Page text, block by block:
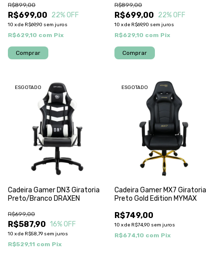
R$699,00
R$899,00
22% OFF
10 xde R$69,90 sem juros
R$629,10 com Pix
R$699,00
R$899,00
22% OFF
10 xde R$69,90 sem juros
R$629,10 com Pix
ESGOTADO
Cadeira Gamer DN3 Giratoria
Preto/Branco DRAXEN
R$587,90
R$699,00
16% OFF
10 xde R$58,79 sem juros
R$529,11 com Pix
ESGOTADO
Cadeira Gamer MX7 Giratoria
Preto Gold Edition MYMAX
R$749,00
10 xde R$74,90 sem juros
R$674,10 com Pix